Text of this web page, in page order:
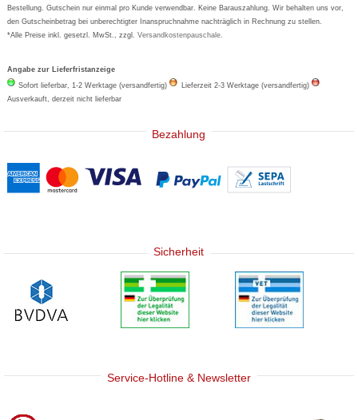
Bestellung. Gutschein nur einmal pro Kunde verwendbar. Keine Barauszahlung. Wir behalten uns vor,
den Gutscheinbetrag bei unberechtigter Inanspruchnahme nachträglich in Rechnung zu stellen.
*Alle Preise inkl. gesetzl. MwSt., zzgl.Versandkostenpauschale.
Angabe zur Lieferfristanzeige
Sofort lieferbar, 1-2 Werktage (versandfertig)
Lieferzeit 2-3 Werktage (versandfertig)
Ausverkauft, derzeit nicht lieferbar
Bezahlung
Sicherheit
Service-Hotline & Newsletter